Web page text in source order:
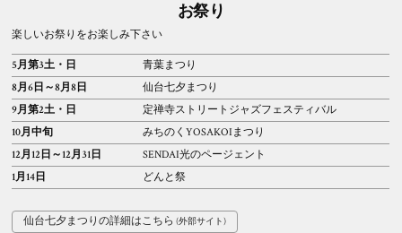
お祭り
楽しいお祭りをお楽しみ下さい
5月第3土・日
青葉まつり
8月6日～8月8日
仙台七夕まつり
9月第2土・日
定禅寺ストリートジャズフェスティバル
10月中旬
みちのくYOSAKOIまつり
12月12日～12月31日
SENDAI光のページェント
1月14日
どんと祭
仙台七夕まつりの詳細はこちら